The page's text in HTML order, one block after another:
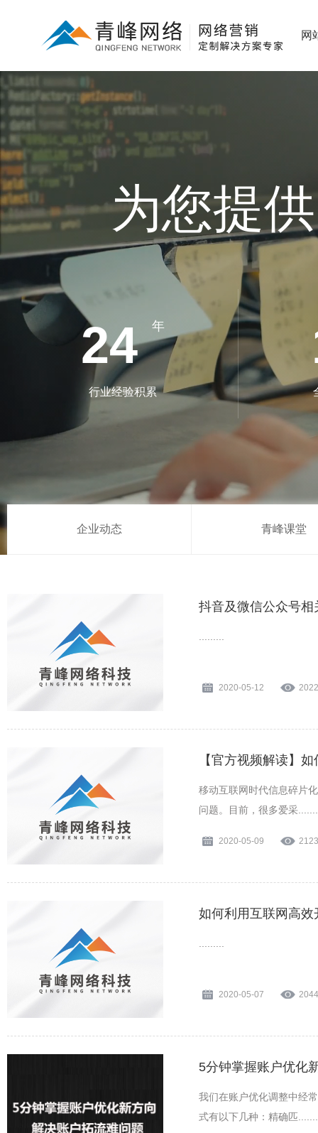
网
为您提
24 年
行业经验积累
企业动态 青峰课堂
抖音及微信公众号相
2020-05-12
【官方视频解读】
移动互联网时代信息碎片
问题。目前，很多爱采
2020-05-09
如何利用互联网高效
2020-05-07
5分钟掌握账户优化
我们在账户优化调整中经
式有以下几种：精确匹